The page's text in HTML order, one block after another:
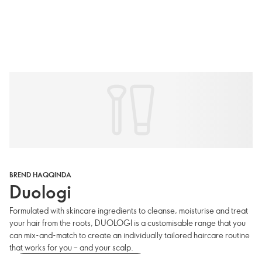
BREND HAQQINDA
Duologi
Formulated with skincare ingredients to cleanse, moisturise and treat
your hair from the roots, DUOLOGI is a customisable range that you
can mix-and-match to create an individually tailored haircare routine
that works for you – and your scalp.